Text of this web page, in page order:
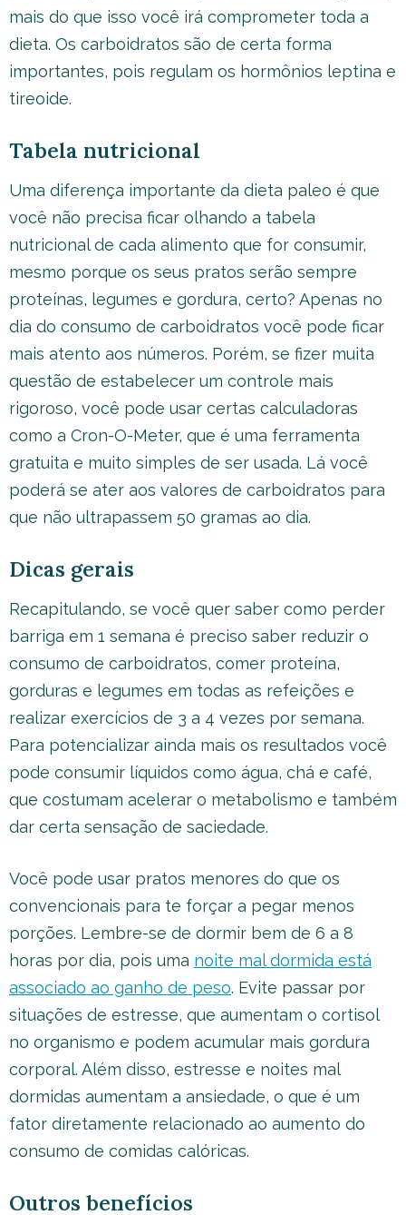
mais do que isso você irá comprometer toda a
dieta. Os carboidratos são de certa forma
importantes, pois regulam os hormônios leptina e
tireoide.
Tabela nutricional
Uma diferença importante da dieta paleo é que
você não precisa ficar olhando a tabela
nutricional de cada alimento que for consumir,
mesmo porque os seus pratos serão sempre
proteínas, legumes e gordura, certo? Apenas no
dia do consumo de carboidratos você pode ficar
mais atento aos números. Porém, se fizer muita
questão de estabelecer um controle mais
rigoroso, você pode usar certas calculadoras
como a Cron-O-Meter, que é uma ferramenta
gratuita e muito simples de ser usada. Lá você
poderá se ater aos valores de carboidratos para
que não ultrapassem 50 gramas ao dia.
Dicas gerais
Recapitulando, se você quer saber como perder
barriga em 1 semana é preciso saber reduzir o
consumo de carboidratos, comer proteína,
gorduras e legumes em todas as refeições e
realizar exercícios de 3 a 4 vezes por semana.
Para potencializar ainda mais os resultados você
pode consumir líquidos como água, chá e café,
que costumam acelerar o metabolismo e também
dar certa sensação de saciedade.
Você pode usar pratos menores do que os
convencionais para te forçar a pegar menos
porções. Lembre-se de dormir bem de 6 a 8
horas por dia, pois uma noite mal dormida está
associado ao ganho de peso. Evite passar por
situações de estresse, que aumentam o cortisol
no organismo e podem acumular mais gordura
corporal. Além disso, estresse e noites mal
dormidas aumentam a ansiedade, o que é um
fator diretamente relacionado ao aumento do
consumo de comidas calóricas.
Outros benefícios